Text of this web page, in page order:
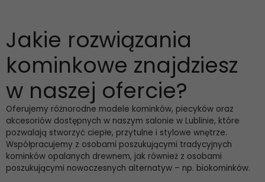
Jakie rozwiązania
kominkowe znajdziesz
w naszej ofercie?
Oferujemy różnorodne modele kominków, piecyków oraz
akcesoriów dostępnych w naszym salonie w Lublinie, które
pozwalają stworzyć ciepłe, przytulne i stylowe wnętrze.
Współpracujemy z osobami poszukującymi tradycyjnych
kominków opalanych drewnem, jak również z osobami
poszukującymi nowoczesnych alternatyw – np. biokominków.